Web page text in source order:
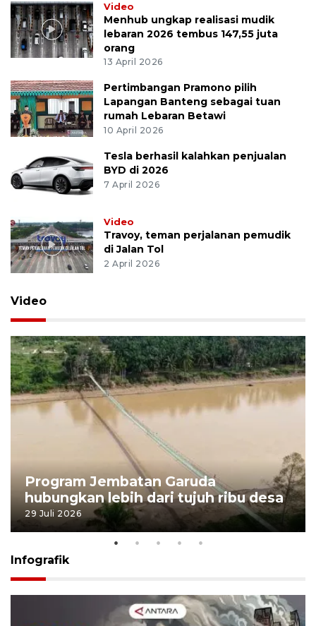
Video
Menhub ungkap realisasi mudik
lebaran 2026 tembus 147,55 juta
orang
13 April 2026
Pertimbangan Pramono pilih
Lapangan Banteng sebagai tuan
rumah Lebaran Betawi
10 April 2026
Tesla berhasil kalahkan penjualan
BYD di 2026
7 April 2026
Video
Travoy, teman perjalanan pemudik
di Jalan Tol
2 April 2026
Video
Program Jembatan Garuda
hubungkan lebih dari tujuh ribu desa
29 Juli 2026
Infografik